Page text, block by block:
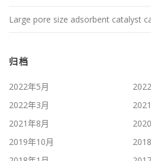
Large pore size adsorbent catalyst
归档
2022年5月
2022年3月
2021年8月
2019年10月